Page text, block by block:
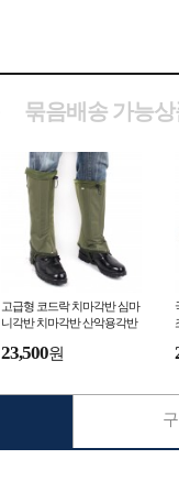
묶음배송 가능
고급형 코드락 치마각반 심마
니각반 치마각반 산악용각반
23,500원